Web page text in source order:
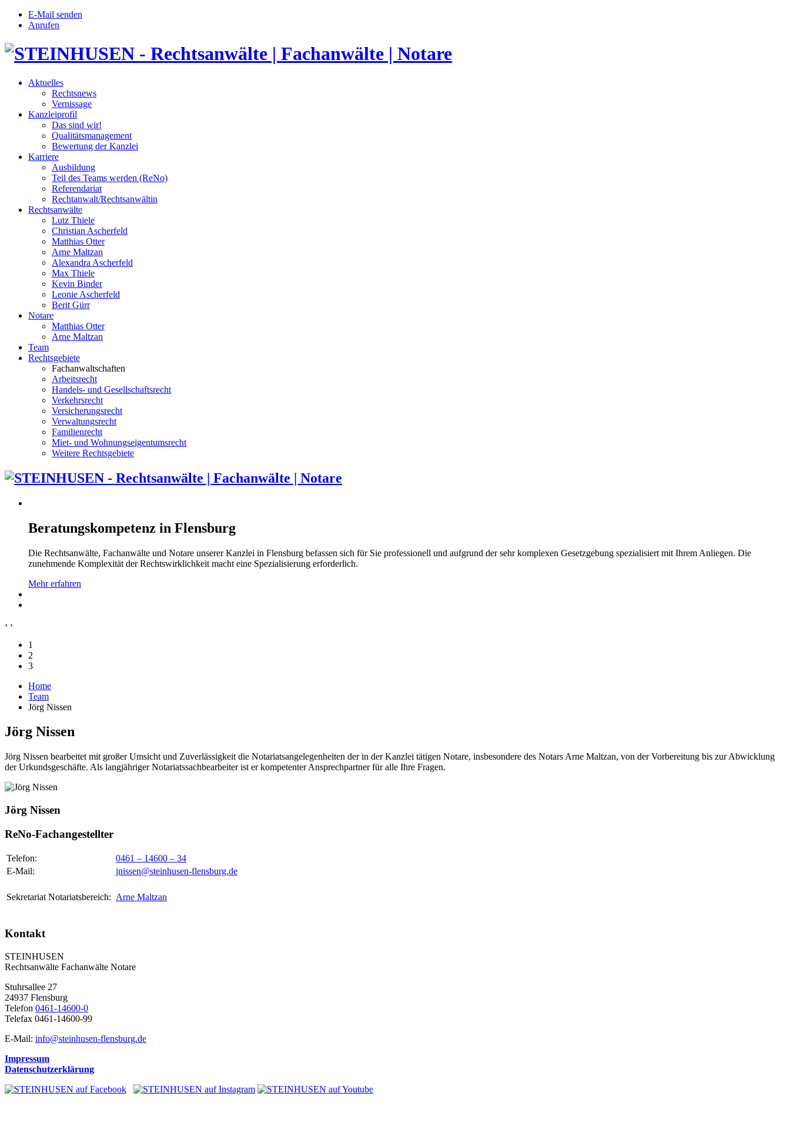
E-Mail senden
Anrufen
Aktuelles
Rechtsnews
Vernissage
Kanzleiprofil
Das sind wir!
Qualitätsmanagement
Bewertung der Kanzlei
Karriere
Ausbildung
Teil des Teams werden (ReNo)
Referendariat
Rechtanwalt/Rechtsanwältin
Rechtsanwälte
Lutz Thiele
Christian Ascherfeld
Matthias Otter
Arne Maltzan
Alexandra Ascherfeld
Max Thiele
Kevin Binder
Leonie Ascherfeld
Berit Gürr
Notare
Matthias Otter
Arne Maltzan
Team
Rechtsgebiete
Fachanwaltschaften
Arbeitsrecht
Handels- und Gesellschaftsrecht
Verkehrsrecht
Versicherungsrecht
Verwaltungsrecht
Familienrecht
Miet- und Wohnungseigentumsrecht
Weitere Rechtsgebiete
Beratungskompetenz in Flensburg
Die Rechtsanwälte, Fachanwälte und Notare unserer Kanzlei in Flensburg befassen sich für Sie professionell und aufgrund der sehr komplexen Gesetzgebung spezialisiert mit Ihrem Anliegen. Die
zunehmende Komplexität der Rechtswirklichkeit macht eine Spezialisierung erforderlich.
Mehr erfahren
› ‹
1
2
3
Home
Team
Jörg Nissen
Jörg Nissen
Jörg Nissen bearbeitet mit großer Umsicht und Zuverlässigkeit die Notariatsangelegenheiten der in der Kanzlei tätigen Notare, insbesondere des Notars Arne Maltzan, von der Vorbereitung bis zur Abwicklung
der Urkundsgeschäfte. Als langjähriger Notariatssachbearbeiter ist er kompetenter Ansprechpartner für alle Ihre Fragen.
Jörg Nissen
ReNo-Fachangestellter
Telefon:
0461 – 14600 – 34
E-Mail:
jnissen@steinhusen-flensburg.de
Sekretariat Notariatsbereich: Arne Maltzan
Kontakt
STEINHUSEN
Rechtsanwälte Fachanwälte Notare
Stuhrsallee 27
24937 Flensburg
Telefon 0461-14600-0
Telefax 0461-14600-99
E-Mail: info@steinhusen-flensburg.de
Impressum
Datenschutzerklärung